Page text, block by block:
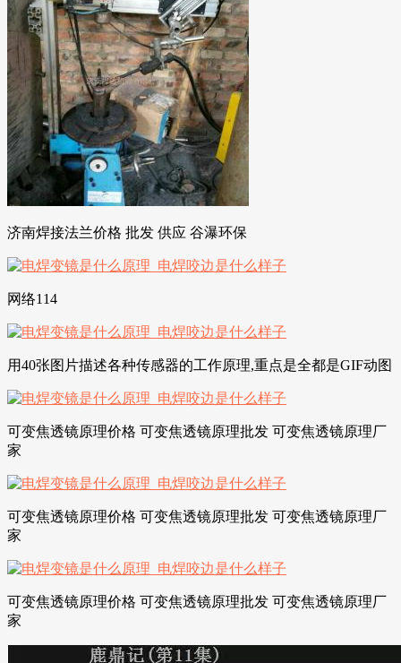
济南焊接法兰价格 批发 供应 谷瀑环保
网络114
用40张图片描述各种传感器的工作原理,重点是全都是GIF动图
可变焦透镜原理价格 可变焦透镜原理批发 可变焦透镜原理厂
家
可变焦透镜原理价格 可变焦透镜原理批发 可变焦透镜原理厂
家
可变焦透镜原理价格 可变焦透镜原理批发 可变焦透镜原理厂
家